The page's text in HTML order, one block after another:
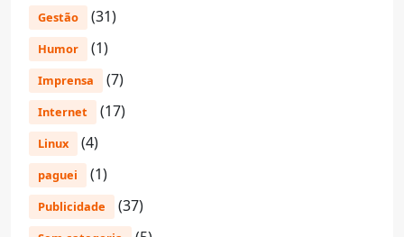
Gestão (31)
Humor (1)
Imprensa (7)
Internet (17)
Linux (4)
paguei (1)
Publicidade (37)